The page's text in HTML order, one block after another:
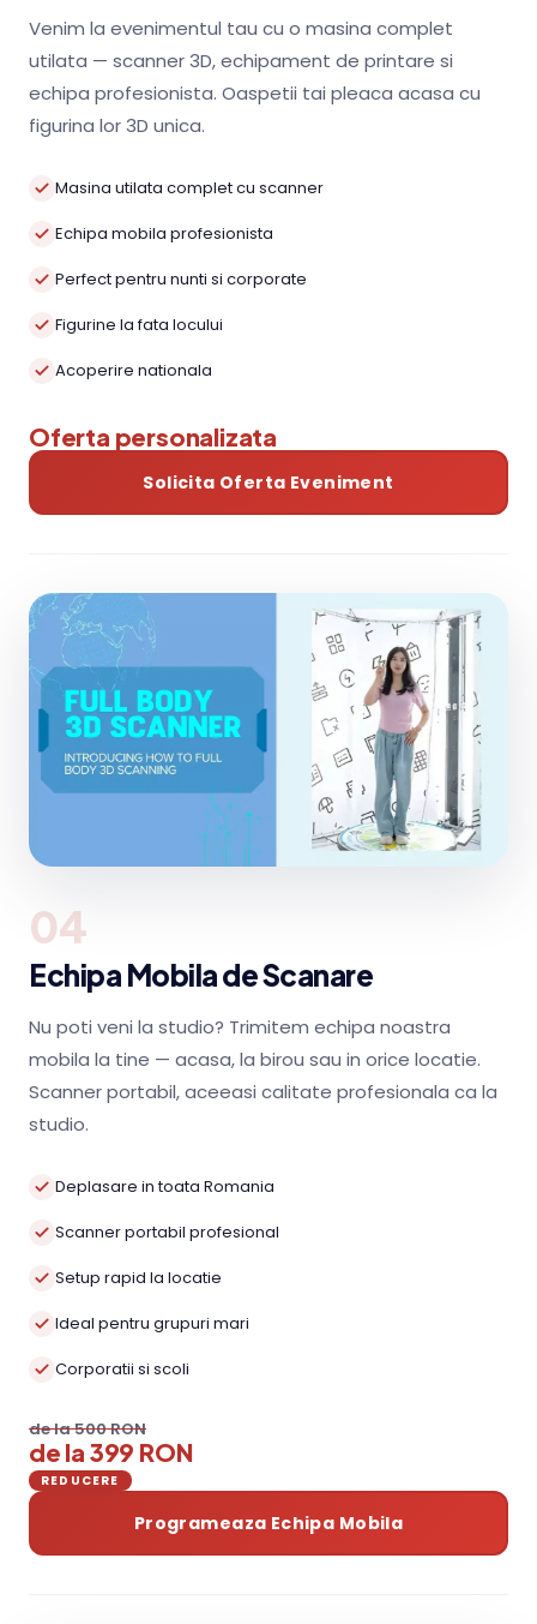
Venim la evenimentul tau cu o masina complet
utilata — scanner 3D, echipament de printare si
echipa profesionista. Oaspetii tai pleaca acasa cu
figurina lor 3D unica.
Masina utilata complet cu scanner
Echipa mobila profesionista
Perfect pentru nunti si corporate
Figurine la fata locului
Acoperire nationala
Oferta personalizata
Solicita Oferta Eveniment
04
Echipa Mobila de Scanare
Nu poti veni la studio? Trimitem echipa noastra
mobila la tine — acasa, la birou sau in orice locatie.
Scanner portabil, aceeasi calitate profesionala ca la
studio.
Deplasare in toata Romania
Scanner portabil profesional
Setup rapid la locatie
Ideal pentru grupuri mari
Corporatii si scoli
de la 500 RON
de la 399 RON
REDUCERE
Programeaza Echipa Mobila